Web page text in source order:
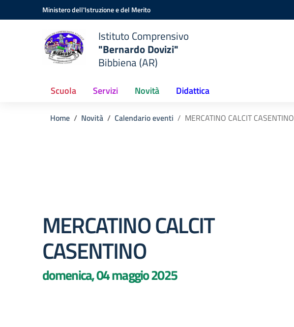
Vai ai contenuti
Vai al menu di navigazioneMinistero dell'Istruzione e del Merito
Istituto Comprensivo
"Bernardo Dovizi"
Bibbiena (AR)
Scuola Servizi Novità Didattica
Home Novità Calendario eventi MERCATINO CALCIT CASENTINO
MERCATINO CALCIT
CASENTINO
domenica, 04 maggio 2025